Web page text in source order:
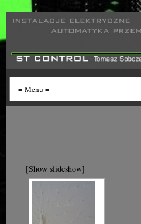
[Show slideshow]